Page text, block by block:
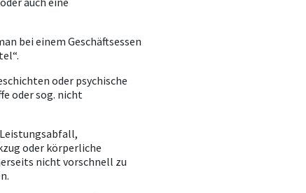
bei einem Geschäftsessen
oder psychische
oder sog. nicht
oder körperliche
nicht vorschnell zu